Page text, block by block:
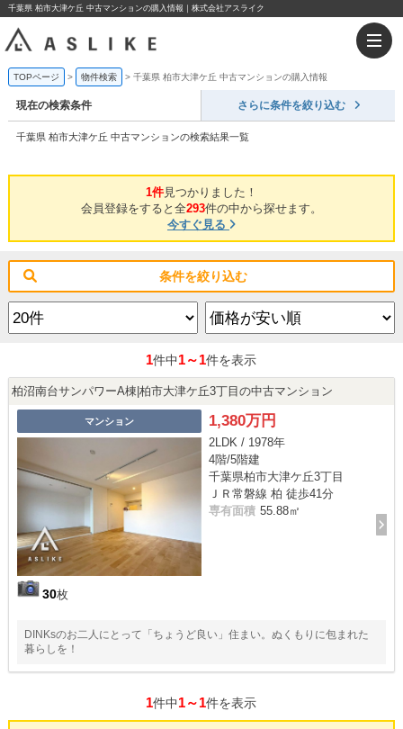
千葉県 柏市大津ケ丘 中古マンションの購入情報｜株式会社アスライク
TOPページ 物件検索 千葉県 柏市大津ケ丘 中古マンションの購入情報
現在の検索条件 さらに条件を絞り込む
千葉県 柏市大津ケ丘 中古マンションの検索結果一覧
1件見つかりました！
会員登録をすると全293件の中から探せます。
今すぐ見る
条件を絞り込む
1件中1～1件を表示
柏沼南台サンパワーA棟|柏市大津ケ丘3丁目の中古マンション
マンション
30枚
1,380万円
2LDK / 1978年
4階/5階建
千葉県柏市大津ケ丘3丁目
ＪＲ常磐線 柏 徒歩41分
専有面積 55.88㎡
DINKsのお二人にとって「ちょうど良い」住まい。ぬくもりに包まれた
暮らしを！
1件中1～1件を表示